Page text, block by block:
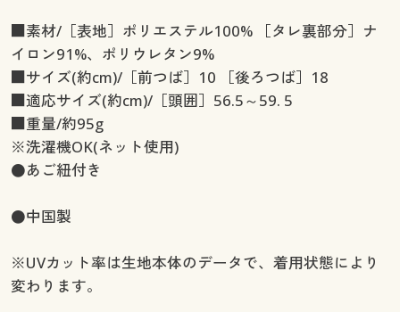
■素材/［表地］ポリエステル100% ［タレ裏部分］ナ
イロン91%、ポリウレタン9%
■サイズ(約cm)/［前つば］10 ［後ろつば］18
■適応サイズ(約cm)/［頭囲］56.5～59. 5
■重量/約95g
※洗濯機OK(ネット使用)
●あご紐付き
●中国製
※UVカット率は生地本体のデータで、着用状態により
変わります。